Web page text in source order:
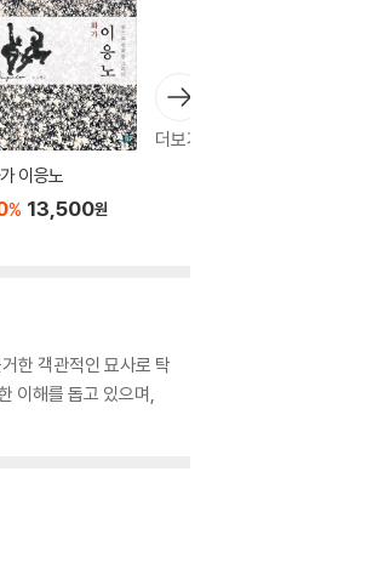
이응노
% 13,500원
더보기
한 객관적인 묘사로 탁
이해를 돕고 있으며,